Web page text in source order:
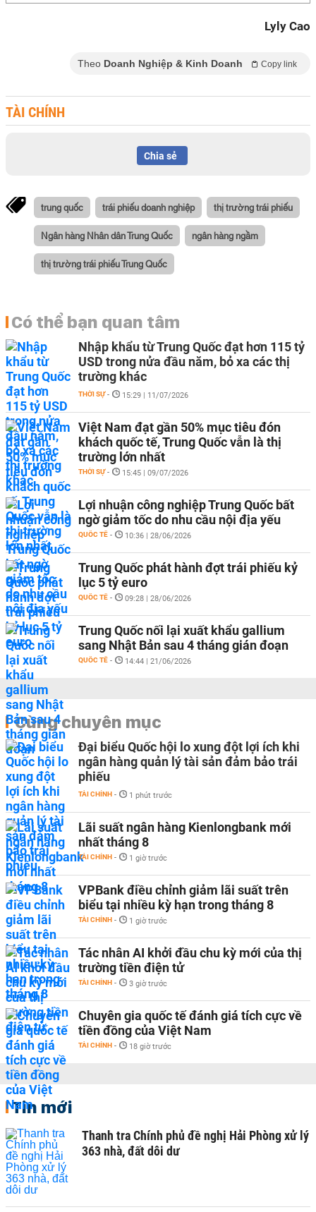
Lyly Cao
Theo Doanh Nghiệp & Kinh Doanh Copy link
TÀI CHÍNH
Chia sẻ
trung quốc trái phiếu doanh nghiệp thị trường trái phiếu
Ngân hàng Nhân dân Trung Quốc ngân hàng ngầm
thị trường trái phiếu Trung Quốc
Có thể bạn quan tâm
Nhập khẩu từ Trung Quốc đạt hơn 115 tỷ
USD trong nửa đầu năm, bỏ xa các thị
trường khác
THỜI SỰ - 15:29 | 11/07/2026
Việt Nam đạt gần 50% mục tiêu đón
khách quốc tế, Trung Quốc vẫn là thị
trường lớn nhất
THỜI SỰ - 15:45 | 09/07/2026
Lợi nhuận công nghiệp Trung Quốc bất
ngờ giảm tốc do nhu cầu nội địa yếu
QUỐC TẾ - 10:36 | 28/06/2026
Trung Quốc phát hành đợt trái phiếu kỷ
lục 5 tỷ euro
QUỐC TẾ - 09:28 | 28/06/2026
Trung Quốc nối lại xuất khẩu gallium
sang Nhật Bản sau 4 tháng gián đoạn
QUỐC TẾ - 14:44 | 21/06/2026
Cùng chuyên mục
Đại biểu Quốc hội lo xung đột lợi ích khi
ngân hàng quản lý tài sản đảm bảo trái
phiếu
TÀI CHÍNH - 1 phút trước
Lãi suất ngân hàng Kienlongbank mới
nhất tháng 8
TÀI CHÍNH - 1 giờ trước
VPBank điều chỉnh giảm lãi suất trên
biểu tại nhiều kỳ hạn trong tháng 8
TÀI CHÍNH - 1 giờ trước
Tác nhân AI khởi đầu chu kỳ mới của thị
trường tiền điện tử
TÀI CHÍNH - 3 giờ trước
Chuyên gia quốc tế đánh giá tích cực về
tiền đồng của Việt Nam
TÀI CHÍNH - 18 giờ trước
Tin mới
Thanh tra Chính phủ đề nghị Hải Phòng xử lý
363 nhà, đất dôi dư